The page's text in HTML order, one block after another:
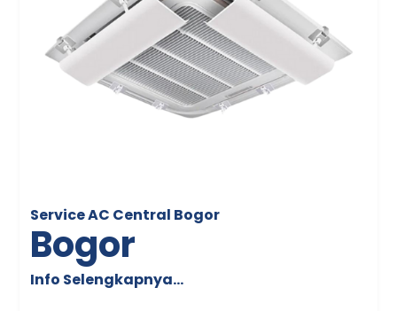
Service AC Central Bogor
Bogor
Info Selengkapnya…